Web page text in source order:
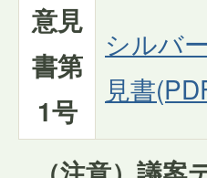
意見
書第
1号
シルバ
見書